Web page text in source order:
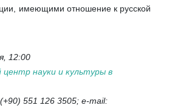
имеющими отношение к русской
12:00
центр науки и культуры в
(+90) 551 126 3505; e-mail: